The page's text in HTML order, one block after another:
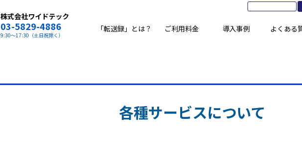
株式会社ワイドテック
03-5829-4886
9:30～17:30（土日祝除く）
「転送録」とは？ ご利用料金 導入事例 よくある
各種サービスについて